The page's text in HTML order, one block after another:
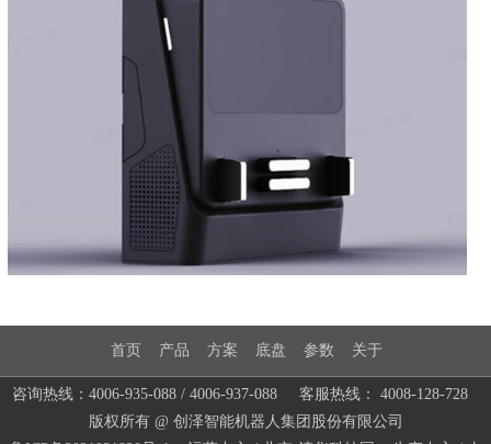
首页 产品 方案 底盘 参数 关于
咨询热线：4006-935-088 / 4006-937-088 客服热线： 4008-128-728
版权所有 @ 创泽智能机器人集团股份有限公司